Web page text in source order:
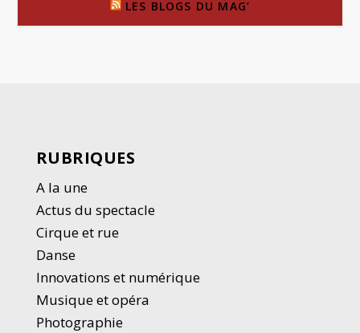
LES BLOGS DU MAG’
RUBRIQUES
A la une
Actus du spectacle
Cirque et rue
Danse
Innovations et numérique
Musique et opéra
Photographie